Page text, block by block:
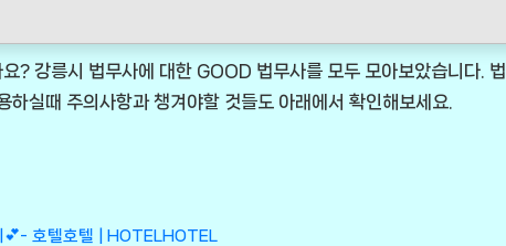
? 강릉시 법무사에 대한 GOOD 법무사를 모두 모아보았습니다. 법
실때 주의사항과 챙겨야할 것들도 아래에서 확인해보세요.
💕- 호텔호텔 | HOTELHOTEL